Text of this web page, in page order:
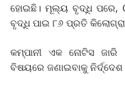
ହୋଇଛି। ମୂଲ୍ୟ ବୃଦ୍ଧି ପରେ,
ବୃଦ୍ଧି ପାଇ ୮୬ ପ୍ରତି
କମ୍ପାନୀ ଏକ ନୋଟିସ
ବିଷୟରେ ଜଣାଇବାକୁ